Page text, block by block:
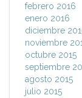
febrero 2016
enero 2016
diciembre
noviembre
octubre 2015
septiembre
agosto 2015
julio 2015